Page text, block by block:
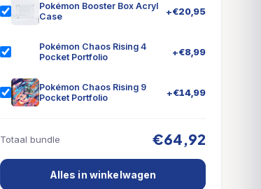
Pokémon Booster Box Acryl
Case
+€20,95
Pokémon Chaos Rising 4
Pocket Portfolio
+€8,99
Pokémon Chaos Rising 9
Pocket Portfolio
+€14,99
Totaal bundle €64,92
Alles in winkelwagen